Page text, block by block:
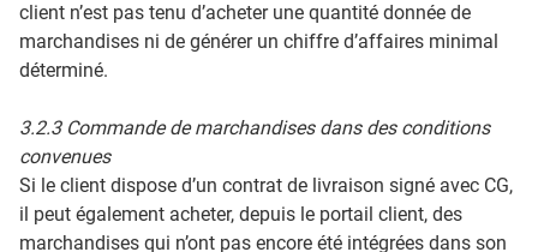
client n’est pas tenu d’acheter une quantité donnée de
marchandises ni de générer un chiffre d’affaires minimal
déterminé.
3.2.3 Commande de marchandises dans des conditions
convenues
Si le client dispose d’un contrat de livraison signé avec CG,
il peut également acheter, depuis le portail client, des
marchandises qui n’ont pas encore été intégrées dans son